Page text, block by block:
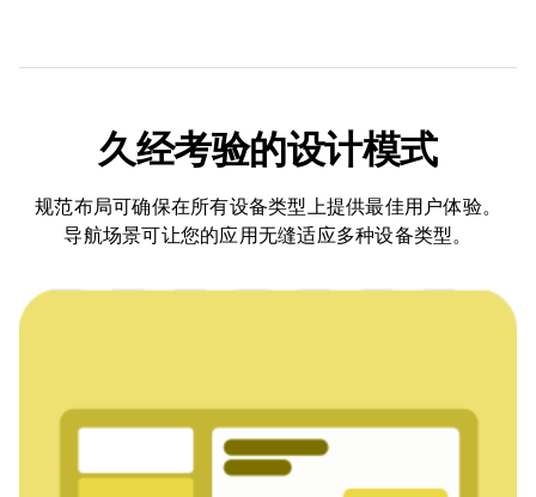
久经考验的设计模式
规范布局可确保在所有设备类型上提供最佳用户体验。
导航场景可让您的应用无缝适应多种设备类型。